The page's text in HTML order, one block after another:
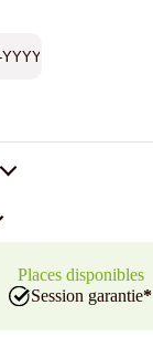
Places disponibles
Session garantie*